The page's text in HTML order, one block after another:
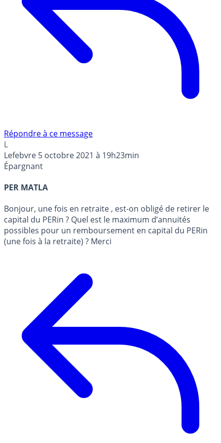
Répondre à ce message
L
Lefebvre 5 octobre 2021 à 19h23min
Épargnant
PER MATLA
Bonjour, une fois en retraite , est-on obligé de retirer le
capital du PERin ? Quel est le maximum d’annuités
possibles pour un remboursement en capital du PERin
(une fois à la retraite) ? Merci